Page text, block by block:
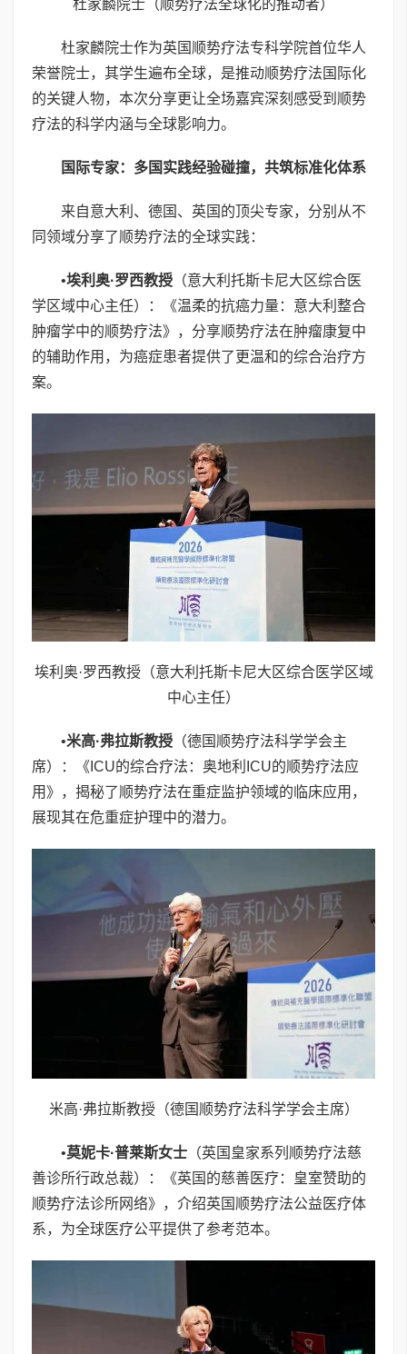
杜家麟院士（顺势疗法全球化的推动者）
杜家麟院士作为英国顺势疗法专科学院首位华人
荣誉院士，其学生遍布全球，是推动顺势疗法国际化
的关键人物，本次分享更让全场嘉宾深刻感受到顺势
疗法的科学内涵与全球影响力。
国际专家：多国实践经验碰撞，共筑标准化体系
来自意大利、德国、英国的顶尖专家，分别从不
同领域分享了顺势疗法的全球实践：
•埃利奥·罗西教授 （意大利托斯卡尼大区综合医
学区域中心主任）：《温柔的抗癌力量：意大利整合
肿瘤学中的顺势疗法》，分享顺势疗法在肿瘤康复中
的辅助作用，为癌症患者提供了更温和的综合治疗方
案。
埃利奥·罗西教授（意大利托斯卡尼大区综合医学区域
中心主任）
•米高·弗拉斯教授 （德国顺势疗法科学学会主
席）：《ICU的综合疗法：奥地利ICU的顺势疗法应
用》，揭秘了顺势疗法在重症监护领域的临床应用，
展现其在危重症护理中的潜力。
米高·弗拉斯教授（德国顺势疗法科学学会主席）
•莫妮卡·普莱斯女士 （英国皇家系列顺势疗法慈
善诊所行政总裁）：《英国的慈善医疗：皇室赞助的
顺势疗法诊所网络》，介绍英国顺势疗法公益医疗体
系，为全球医疗公平提供了参考范本。